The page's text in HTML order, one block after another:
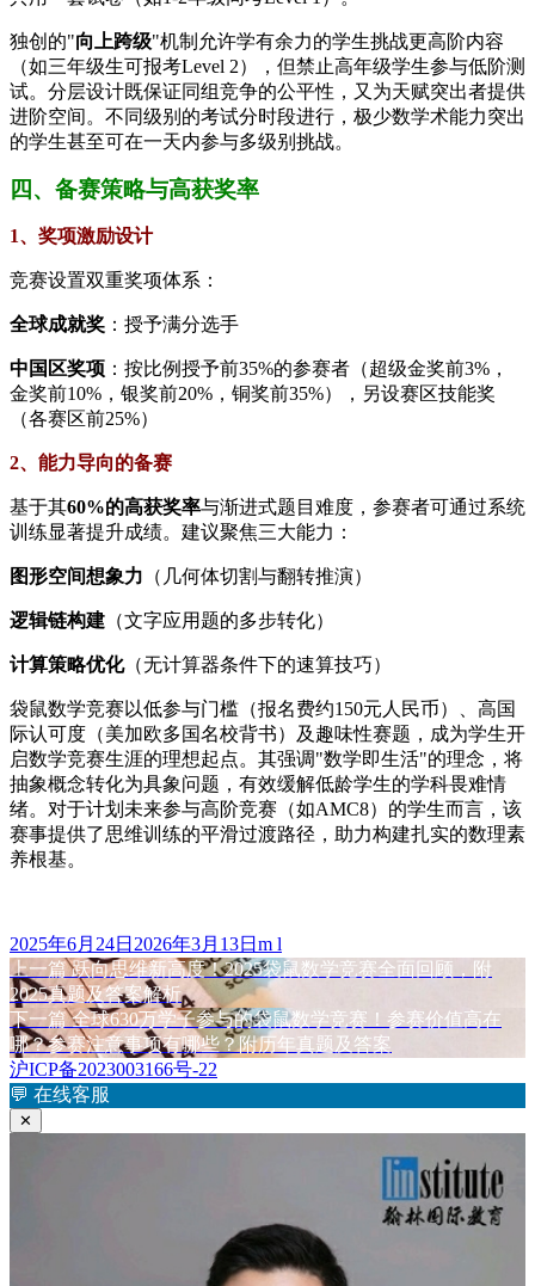
独创的"​​向上跨级​​"机制允许学有余力的学生挑战更高阶内容
（如三年级生可报考Level 2），但禁止高年级学生参与低阶测
试。分层设计既保证同组竞争的公平性，又为天赋突出者提供
进阶空间。不同级别的考试分时段进行，极少数学术能力突出
的学生甚至可在一天内参与多级别挑战。
四、备赛策略与高获奖率
1、 ​奖项激励设计​
竞赛设置双重奖项体系：
​全球成就奖​ ​：授予满分选手
​中国区奖项​ ​：按比例授予前35%的参赛者（超级金奖前3%，
金奖前10%，银奖前20%，铜奖前35%），另设赛区技能奖
（各赛区前25%）
2、​​能力导向的备赛​
基于其​​60%的高获奖率​​与渐进式题目难度，参赛者可通过系统
训练显著提升成绩。建议聚焦三大能力：
​图形空间想象力​ ​（几何体切割与翻转推演）
​逻辑链构建​ ​（文字应用题的多步转化）
​计算策略优化​​（无计算器条件下的速算技巧）
袋鼠数学竞赛以低参与门槛（报名费约150元人民币）、高国
际认可度（美加欧多国名校背书）及趣味性赛题，成为学生开
启数学竞赛生涯的理想起点。其强调"数学即生活"的理念，将
抽象概念转化为具象问题，有效缓解低龄学生的学科畏难情
绪。对于计划未来参与高阶竞赛（如AMC8）的学生而言，该
赛事提供了思维训练的平滑过渡路径，助力构建扎实的数理素
养根基。
发
布
于
2025年6月24日 2026年3月13日 作
者
m l
文
章
导
航
上一篇 上
篇
文
章：
跃向思维新高度！2025袋鼠数学竞赛全面回顾，附
2025真题及答案解析
下一篇 下
篇
文
章：
全球630万学子参与的袋鼠数学竞赛！参赛价值高在
哪？参赛注意事项有哪些？附历年真题及答案
沪ICP备2023003166号-22
💬 在线客服
✕